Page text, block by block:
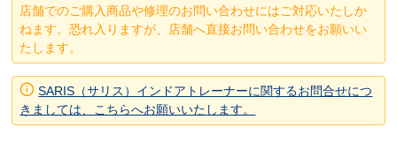
店舗でのご購入商品や修理のお問い合わせにはご対応いたしか
ねます。恐れ入りますが、店舗へ直接お問い合わせをお願いい
たします。
SARIS（サリス）インドアトレーナーに関するお問合せにつ
きましては、こちらへお願いいたします。